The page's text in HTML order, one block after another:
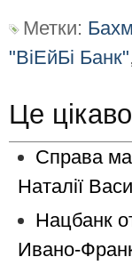
Метки:
"ВіЕйБі Банк",
Це цікаво
Справа
Наталії
Нацбанк
Ивaнo-